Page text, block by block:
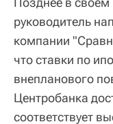
руководитель
компании
что ставки по
внепланового
Центробанка
соответствует